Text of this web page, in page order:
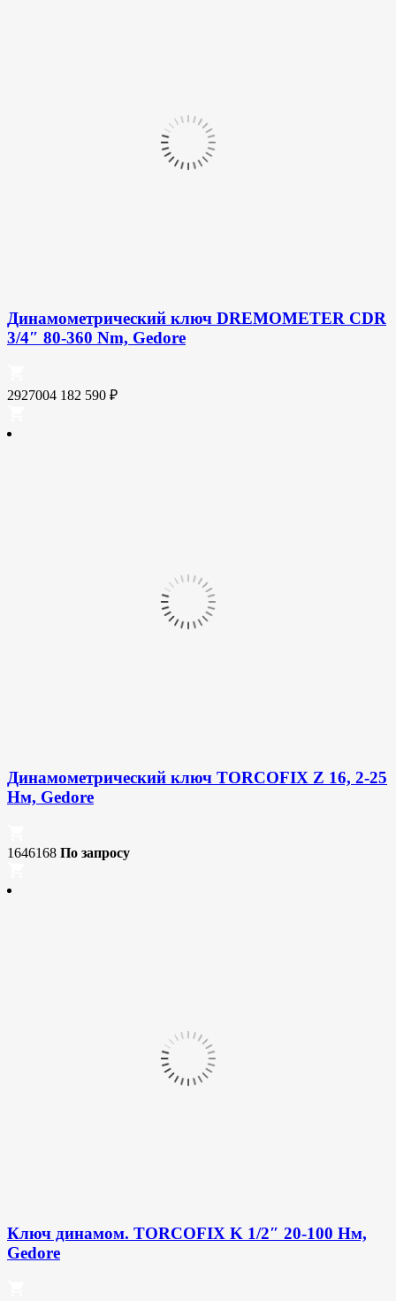
Динамометрический ключ DREMOMETER CDR
3/4″ 80-360 Nm, Gedore
2927004 182 590 ₽
Динамометрический ключ TORCOFIX Z 16, 2-25
Нм, Gedore
1646168 По запросу
Ключ динамом. TORCOFIX K 1/2″ 20-100 Нм,
Gedore